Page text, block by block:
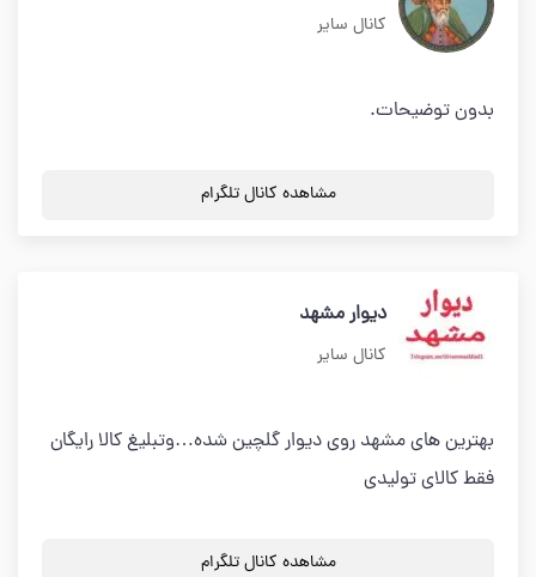
کانال سایر
بدون توضیحات.
مشاهده کانال تلگرام
دیوار مشهد
کانال سایر
بهترین های مشهد روی دیوار گلچین شده…وتبلیغ کالا رایگان
فقط کالای تولیدی
مشاهده کانال تلگرام